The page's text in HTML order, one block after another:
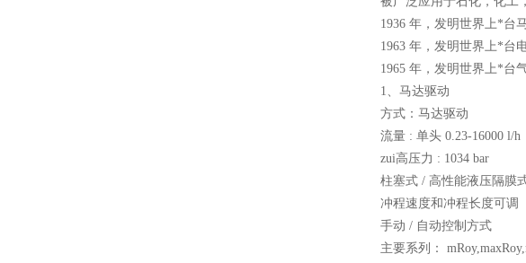
1936 年，发明世界上*台
1963 年，发明世界上*台
1965 年，发明世界上*台
1、马达驱动
方式：马达驱动
流量 : 单头 0.23-16000 l/h
zui高压力 : 1034 bar
柱塞式 / 高性能液压隔膜式
冲程速度和冲程长度可调
手动 / 自动控制方式
主要系列：